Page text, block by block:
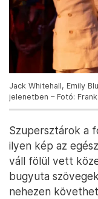
Jack Whitehall, Emily
jelenetben – Fotó:
Szupersztárok a
ilyen kép az
váll fölül vett
bugyuta
nehezen